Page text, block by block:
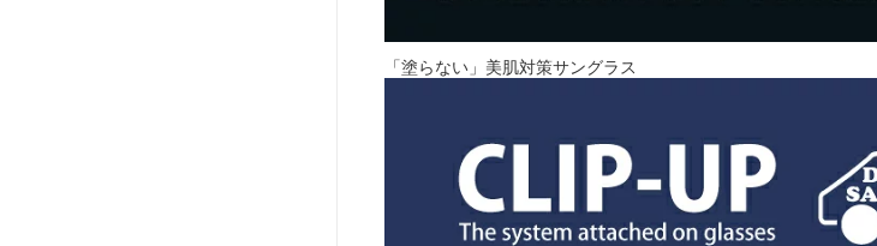
「塗らない」美肌対策サングラス